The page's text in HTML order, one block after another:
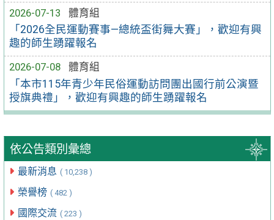
2026-07-13
體育組
「2026全民運動賽事—總統盃街舞大賽」，歡迎有興
趣的師生踴躍報名
2026-07-08
體育組
「本市115年青少年民俗運動訪問團出國行前公演暨
授旗典禮」，歡迎有興趣的師生踴躍報名
依公告類別彙總
最新消息 ( 10,238 )
榮譽榜 ( 482 )
國際交流 ( 223 )